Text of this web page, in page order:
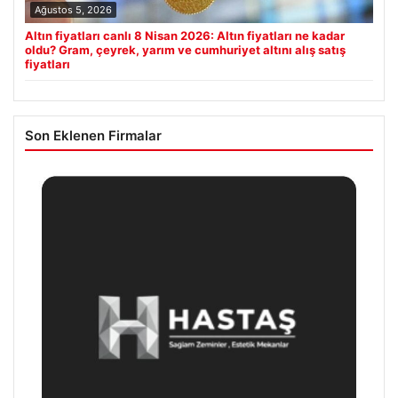
Ağustos 5, 2026
Altın fiyatları canlı 8 Nisan 2026: Altın fiyatları ne kadar
oldu? Gram, çeyrek, yarım ve cumhuriyet altını alış satış
fiyatları
Son Eklenen Firmalar